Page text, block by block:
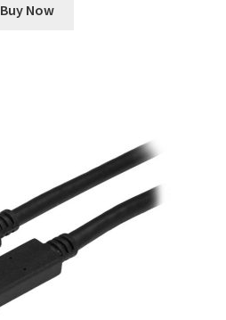
Buy Now